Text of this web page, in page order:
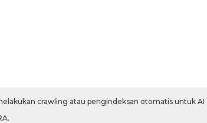
crawling atau pengindeksan otomatis untuk AI